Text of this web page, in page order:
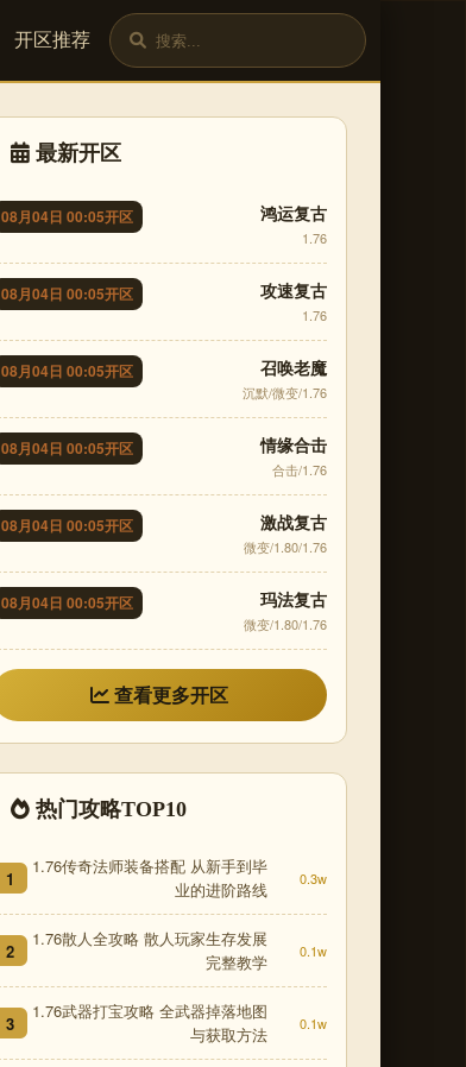
开区推荐
最新开区
08月04日 00:05开区 鸿运复古
1.76
08月04日 00:05开区 攻速复古
1.76
08月04日 00:05开区 召唤老魔
沉默/微变/1.76
08月04日 00:05开区 情缘合击
合击/1.76
08月04日 00:05开区 激战复古
微变/1.80/1.76
08月04日 00:05开区 玛法复古
微变/1.80/1.76
查看更多开区
热门攻略TOP10
1
1.76传奇法师装备搭配 从新手到毕
业的进阶路线
0.3w
2
1.76散人全攻略 散人玩家生存发展
完整教学
0.1w
3
1.76武器打宝攻略 全武器掉落地图
与获取方法
0.1w